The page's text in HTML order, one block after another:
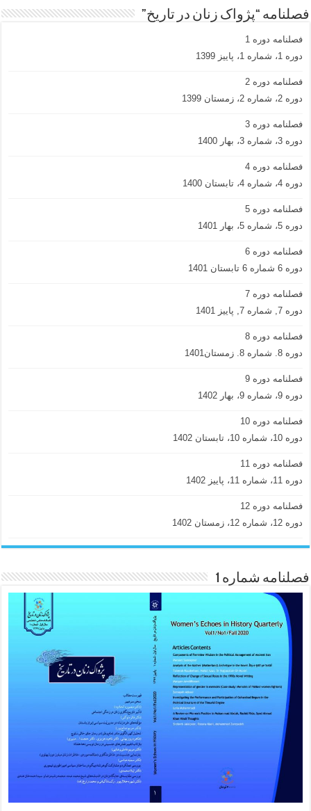
فصلنامه “پژواک زنان در تاریخ”
فصلنامه دوره 1
دوره 1، شماره 1، پاییز 1399
فصلنامه دوره 2
دوره 2، شماره 2، زمستان 1399
فصلنامه دوره 3
دوره 3، شماره 3، بهار 1400
فصلنامه دوره 4
دوره 4، شماره 4، تابستان 1400
فصلنامه دوره 5
دوره 5، شماره 5، بهار 1401
فصلنامه دوره 6
دوره 6 شماره 6 تابستان 1401
فصلنامه دوره 7
دوره 7, شماره 7, پاییز 1401
فصلنامه دوره 8
دوره 8. شماره 8. زمستان1401
فصلنامه دوره 9
دوره 9، شماره 9، بهار 1402
فصلنامه دوره 10
دوره 10، شماره 10، تابستان 1402
فصلنامه دوره 11
دوره 11، شماره 11، پاییز 1402
فصلنامه دوره 12
دوره 12، شماره 12، زمستان 1402
فصلنامه شماره 1